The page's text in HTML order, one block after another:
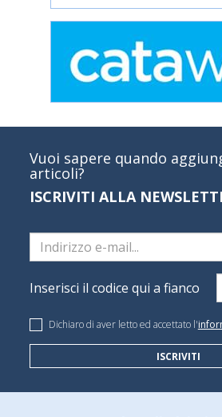
Vuoi sapere quando
articoli?
ISCRIVITI ALLA
Inserisci il codice qui a fianco
Dichiaro di aver letto ed accettato l'
ISCRIVITI